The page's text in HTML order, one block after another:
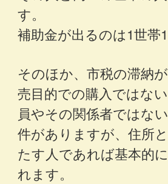
す。
補助金が出るのは1世帯
そのほか、市税の滞納
売目的での購入ではな
員やその関係者ではな
件がありますが、住所
たす人であれば基本的
れます。